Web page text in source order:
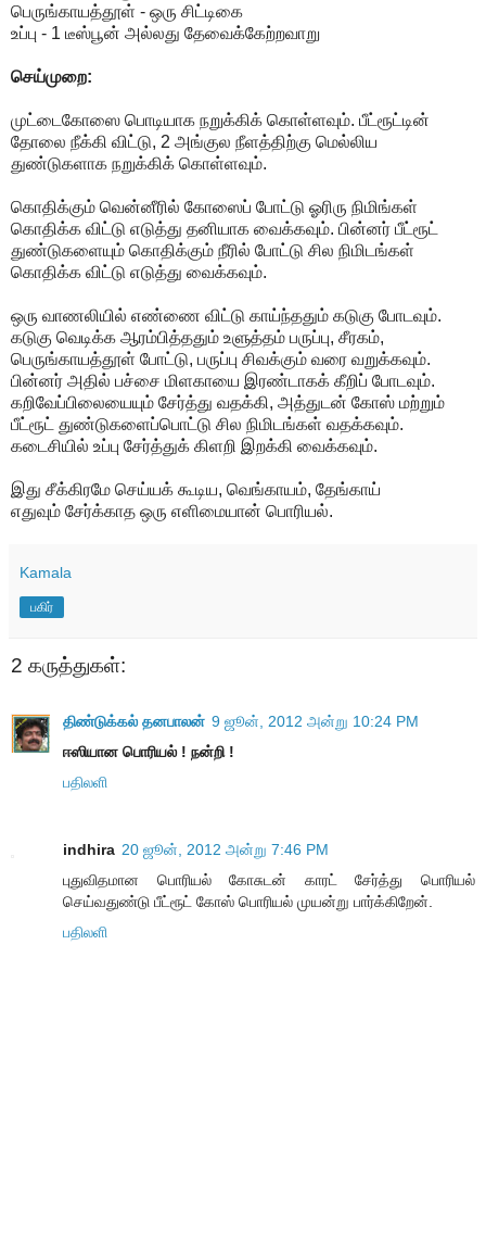
பெருங்காயத்தூள் - ஒரு சிட்டிகை
உப்பு - 1 டீஸ்பூன் அல்லது தேவைக்கேற்றவாறு
செய்முறை:
முட்டைகோஸை பொடியாக நறுக்கிக் கொள்ளவும். பீட்ரூட்டின்
தோலை நீக்கி விட்டு, 2 அங்குல நீளத்திற்கு மெல்லிய
துண்டுகளாக நறுக்கிக் கொள்ளவும்.
கொதிக்கும் வென்னீரில் கோஸைப் போட்டு ஓரிரு நிமிங்கள்
கொதிக்க விட்டு எடுத்து தனியாக வைக்கவும். பின்னர் பீட்ரூட்
துண்டுகளையும் கொதிக்கும் நீரில் போட்டு சில நிமிடங்கள்
கொதிக்க விட்டு எடுத்து வைக்கவும்.
ஒரு வாணலியில் எண்ணை விட்டு காய்ந்ததும் கடுகு போடவும்.
கடுகு வெடிக்க ஆரம்பித்ததும் உளுத்தம் பருப்பு, சீரகம்,
பெருங்காயத்தூள் போட்டு, பருப்பு சிவக்கும் வரை வறுக்கவும்.
பின்னர் அதில் பச்சை மிளகாயை இரண்டாகக் கீறிப் போடவும்.
கறிவேப்பிலையையும் சேர்த்து வதக்கி, அத்துடன் கோஸ் மற்றும்
பீட்ரூட் துண்டுகளைப்பொட்டு சில நிமிடங்கள் வதக்கவும்.
கடைசியில் உப்பு சேர்த்துக் கிளறி இறக்கி வைக்கவும்.
இது சீக்கிரமே செய்யக் கூடிய, வெங்காயம், தேங்காய்
எதுவும் சேர்க்காத ஒரு எளிமையான் பொரியல்.
Kamala
பகிர்
2 கருத்துகள்:
திண்டுக்கல் தனபாலன் 9 ஜூன், 2012 அன்று 10:24 PM
ஈஸியான பொரியல் ! நன்றி !
பதிலளி
indhira 20 ஜூன், 2012 அன்று 7:46 PM
புதுவிதமான பொரியல் கோசுடன் காரட் சேர்த்து பொரியல்
செய்வதுண்டு பீட்ரூட் கோஸ் பொரியல் முயன்று பார்க்கிறேன்.
பதிலளி